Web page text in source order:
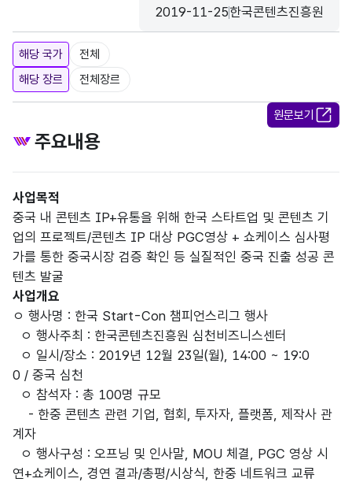
등록일
2019-11-25
수집기관
한국콘텐츠진흥원
해당 국가
전체
해당 장르
전체장르
원문보기
주요내용
사업목적
중국 내 콘텐츠 IP+유통을 위해 한국 스타트업 및 콘텐츠 기
업의 프로젝트/콘텐츠 IP 대상 PGC영상 + 쇼케이스 심사평
가를 통한 중국시장 검증 확인 등 실질적인 중국 진출 성공 콘
텐츠 발굴
사업개요
ㅇ 행사명 : 한국 Start-Con 챔피언스리그 행사
ㅇ 행사주최 : 한국콘텐츠진흥원 심천비즈니스센터
ㅇ 일시/장소 : 2019년 12월 23일(월), 14:00 ~ 19:0
0 / 중국 심천
ㅇ 참석자 : 총 100명 규모
- 한중 콘텐츠 관련 기업, 협회, 투자자, 플랫폼, 제작사 관
계자
ㅇ 행사구성 : 오프닝 및 인사말, MOU 체결, PGC 영상 시
연+쇼케이스, 경연 결과/총평/시상식, 한중 네트워크 교류